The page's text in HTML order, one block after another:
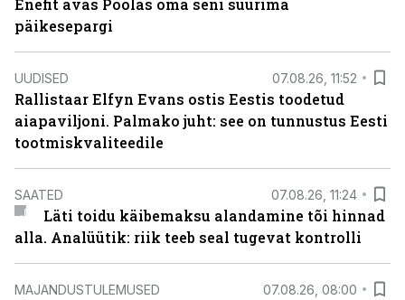
Enefit avas Poolas oma seni suurima
päikesepargi
UUDISED 07.08.26, 11:52
Rallistaar Elfyn Evans ostis Eestis toodetud
aiapaviljoni. Palmako juht: see on tunnustus Eesti
tootmiskvaliteedile
SAATED 07.08.26, 11:24
Läti toidu käibemaksu alandamine tõi hinnad
alla. Analüütik: riik teeb seal tugevat kontrolli
MAJANDUSTULEMUSED 07.08.26, 08:00